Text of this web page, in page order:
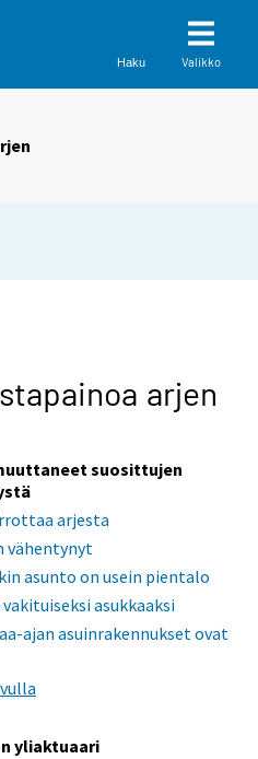
Haku Valikko
arjen
suosittujen
arjesta
vähentynyt
asunto on usein pientalo
asukkaaksi
ajan asuinrakennukset ovat
yliaktuaari